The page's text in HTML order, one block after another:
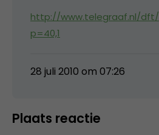
http://www.telegraaf.nl/
p=40,1
28 juli 2010 om 07:26
Plaats reactie